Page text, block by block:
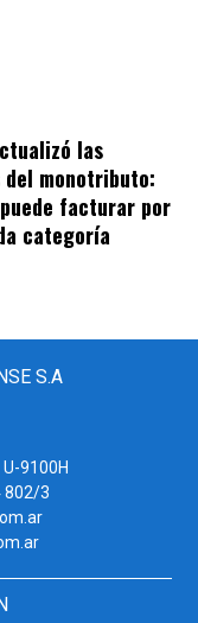
las
del monotributo:
facturar por
categoría
S.A
9100H
802/3